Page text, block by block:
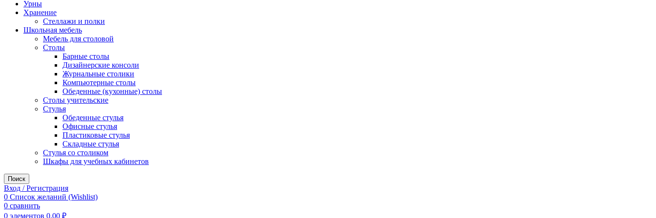
Урны
Хранение
Стеллажи и полки
Школьная мебель
Мебель для столовой
Столы
Барные столы
Дизайнерские консоли
Журнальные столики
Компьютерные столы
Обеденные (кухонные) столы
Столы учительские
Стулья
Обеденные стулья
Офисные стулья
Пластиковые стулья
Складные стулья
Стулья со столиком
Шкафы для учебных кабинетов
Поиск
Вход / Регистрация
0 Список желаний (Wishlist)
0 сравнить
0 элементов 0,00 ₽